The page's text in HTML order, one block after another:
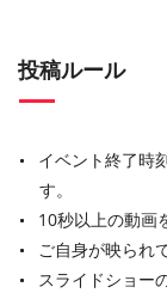
投稿ルール
イベント終了時
す。
10秒以上の動画
ご自身が映られ
スライドショー